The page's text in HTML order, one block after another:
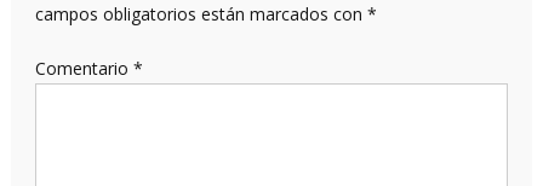
campos obligatorios están marcados con *
Comentario *